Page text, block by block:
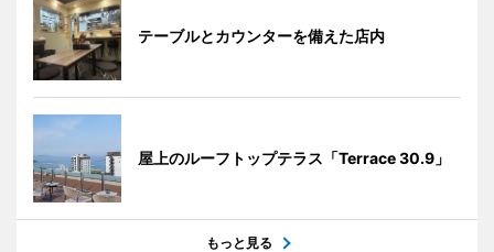
テーブルとカウンターを備えた店内
屋上のルーフトップテラス「Terrace 30.9」
もっと見る